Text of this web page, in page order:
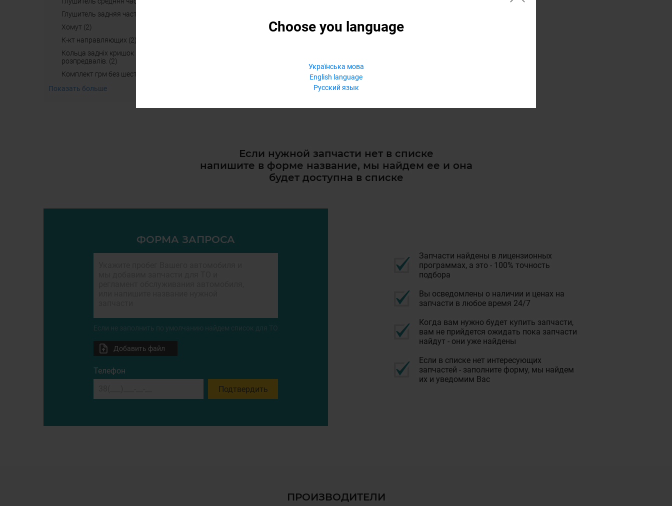
Choose you language
Українська мова
English language
Русский язык
глушитель задняя часть (2)
хомут (2)
к-кт направляющих (2)
кольца задніх кришок
розпредвалів. (2)
комплект грм без шестерней (2)
Показать больше
Если нужной запчасти нет в списке
напишите в форме название, мы найдем ее и она
будет доступна в списке
ФОРМА ЗАПРОСА
Если не заполнить по умолчанию найдем список для ТО
Добавить файл
Телефон
Подтвердить
Запчасти найдены в лицензионных
программах, а это - 100% точность
подбора
Вы осведомлены о наличии и ценах на
запчасти в любое время 24/7
Когда вам нужно будет купить запчасти,
вам не прийдется ожидать пока запчасти
найдут - они уже найдены
Если в списке нет интересующих
запчастей - заполните форму, мы найдем
их и уведомим Вас
ПРОИЗВОДИТЕЛИ